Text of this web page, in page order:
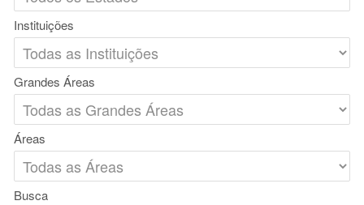
Instituições
Grandes Áreas
Áreas
Busca